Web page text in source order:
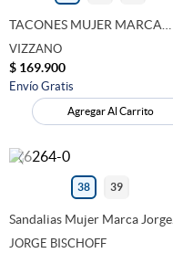
TACONES MUJER MARCA
VIZZANO
$ 169.900
Envío Gratis
Agregar Al Carrito
‹
38 39
Sandalias Mujer Marca Jorge
JORGE BISCHOFF
8.
tenis hombre
9.
10. chanclas